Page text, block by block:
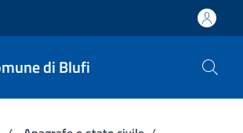
di Blufi